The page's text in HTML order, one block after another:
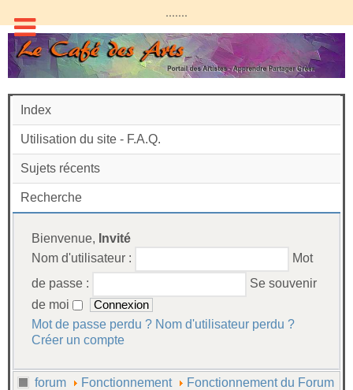
.......
Index
Utilisation du site - F.A.Q.
Sujets récents
Recherche
Bienvenue, Invité
Nom d'utilisateur :
Mot
de passe :
Se souvenir
de moi
Mot de passe perdu ? Nom d'utilisateur perdu ?
Créer un compte
forum Fonctionnement
Fonctionnement du Forum